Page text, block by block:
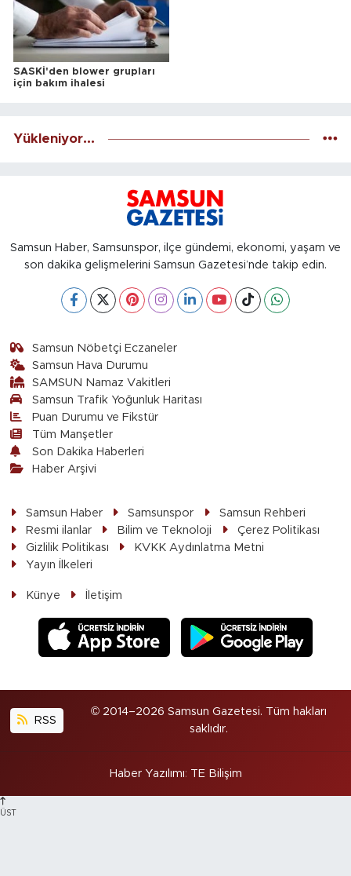
SASKİ'den blower grupları
için bakım ihalesi
Yükleniyor...
Samsun Haber, Samsunspor, ilçe gündemi, ekonomi, yaşam ve
son dakika gelişmelerini Samsun Gazetesi’nde takip edin.
Samsun Nöbetçi Eczaneler
Samsun Hava Durumu
SAMSUN Namaz Vakitleri
Samsun Trafik Yoğunluk Haritası
Puan Durumu ve Fikstür
Tüm Manşetler
Son Dakika Haberleri
Haber Arşivi
Samsun Haber Samsunspor
Samsun Rehberi
Resmi ilanlar
Bilim ve Teknoloji
Çerez Politikası
Gizlilik Politikası
KVKK Aydınlatma Metni
Yayın İlkeleri
Künye İletişim
RSS
© 2014–2026 Samsun Gazetesi. Tüm hakları
saklıdır.
Haber Yazılımı: TE Bilişim
ÜST